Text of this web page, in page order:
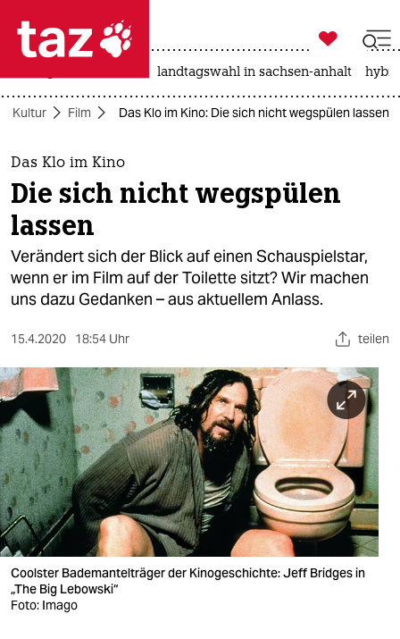
 taz zahl ich
taz zahl ich
themen
politik
öko
gesellschaft
sport
berlin
nord
wahrheit
verlag
verlag
veranstaltungen

taz zahl ich
landtagswahl in sachsen-anhalt
Kultur Film Das Klo im Kino: Die sich nicht wegspülen lassen
Das Klo im Kino
Die sich nicht wegspülen
lassen
Verändert sich der Blick auf einen Schauspielstar,
wenn er im Film auf der Toilette sitzt? Wir machen
uns dazu Gedanken – aus aktuellem Anlass.
15.4.2020 18:54 Uhr teilen
Coolster Bademantelträger der Kinogeschichte: Jeff Bridges in
„The Big Lebowski“
Foto: Imago